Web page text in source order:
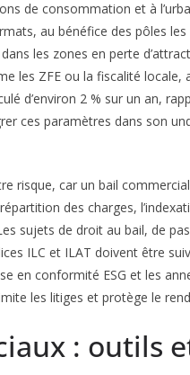
de consommation et à
au bénéfice des pôles
les zones en perte
les ZFE ou la fiscalité locale,
d’environ 2 % sur un an,
ces paramètres dans son
risque, car un bail
des charges,
sujets de droit au bail, de
ILC et ILAT doivent être
en conformité ESG et les
les litiges et protège le
: outils